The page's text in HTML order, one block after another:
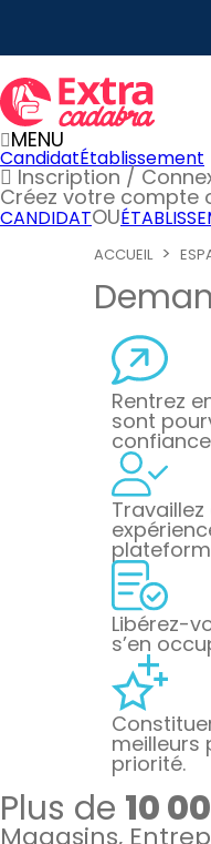
MENU
CandidatÉtablissement
Inscription /
Créez votre compte
CANDIDATOU
ACCUEIL
Rentrez
sont
Libérez-
s’en
meilleurs
priorité.
Plus de 10
Magasins,